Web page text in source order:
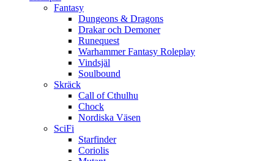
Fantasy
Dungeons & Dragons
Drakar och Demoner
Runequest
Warhammer Fantasy Roleplay
Vindsjäl
Soulbound
Skräck
Call of Cthulhu
Chock
Nordiska Väsen
SciFi
Starfinder
Coriolis